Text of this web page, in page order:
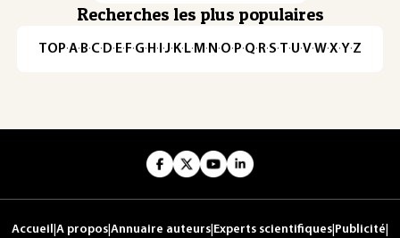
Recherches les plus populaires
TOP·A·B·C·D·E·F·G·H·I·J·K·L·M·N·O·P·Q·R·S·T·U·V·W·X·Y·Z
Accueil A propos Annuaire auteurs Experts scientifiques Publicité